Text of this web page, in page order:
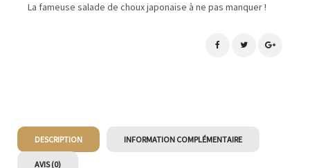
La fameuse salade de choux japonaise à ne pas manquer !
DESCRIPTION INFORMATION COMPLÉMENTAIRE
AVIS (0)